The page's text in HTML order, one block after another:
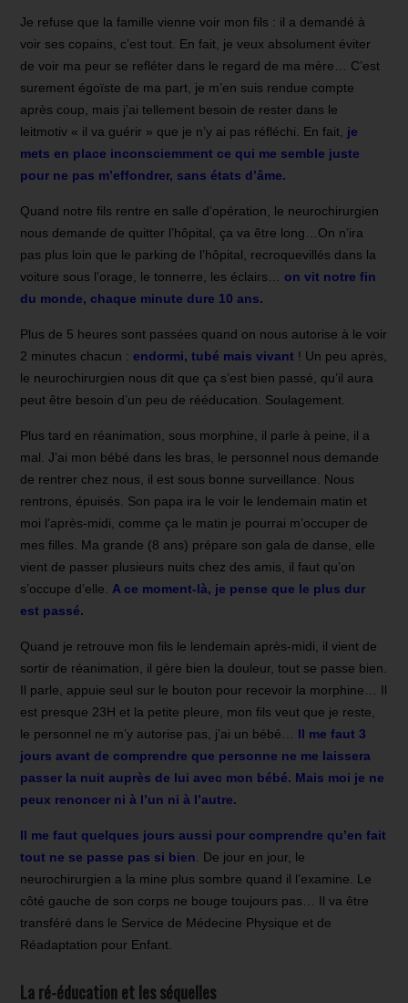
Je refuse que la famille vienne voir mon fils : il a demandé à
voir ses copains, c’est tout. En fait, je veux absolument éviter
de voir ma peur se refléter dans le regard de ma mère… C’est
surement égoïste de ma part, je m’en suis rendue compte
après coup, mais j’ai tellement besoin de rester dans le
leitmotiv « il va guérir » que je n’y ai pas réfléchi. En fait, je
mets en place inconsciemment ce qui me semble juste
pour ne pas m’effondrer, sans états d’âme.
Quand notre fils rentre en salle d’opération, le neurochirurgien
nous demande de quitter l’hôpital, ça va être long…On n’ira
pas plus loin que le parking de l’hôpital, recroquevillés dans la
voiture sous l’orage, le tonnerre, les éclairs… on vit notre fin
du monde, chaque minute dure 10 ans.
Plus de 5 heures sont passées quand on nous autorise à le voir
2 minutes chacun : endormi, tubé mais vivant ! Un peu après,
le neurochirurgien nous dit que ça s’est bien passé, qu’il aura
peut être besoin d’un peu de rééducation. Soulagement.
Plus tard en réanimation, sous morphine, il parle à peine, il a
mal. J’ai mon bébé dans les bras, le personnel nous demande
de rentrer chez nous, il est sous bonne surveillance. Nous
rentrons, épuisés. Son papa ira le voir le lendemain matin et
moi l’après-midi, comme ça le matin je pourrai m’occuper de
mes filles. Ma grande (8 ans) prépare son gala de danse, elle
vient de passer plusieurs nuits chez des amis, il faut qu’on
s’occupe d’elle. A ce moment-là, je pense que le plus dur
est passé.
Quand je retrouve mon fils le lendemain après-midi, il vient de
sortir de réanimation, il gère bien la douleur, tout se passe bien.
Il parle, appuie seul sur le bouton pour recevoir la morphine… Il
est presque 23H et la petite pleure, mon fils veut que je reste,
le personnel ne m’y autorise pas, j’ai un bébé… Il me faut 3
jours avant de comprendre que personne ne me laissera
passer la nuit auprès de lui avec mon bébé. Mais moi je ne
peux renoncer ni à l’un ni à l’autre.
Il me faut quelques jours aussi pour comprendre qu’en fait
tout ne se passe pas si bien . De jour en jour, le
neurochirurgien a la mine plus sombre quand il l’examine. Le
côté gauche de son corps ne bouge toujours pas… Il va être
transféré dans le Service de Médecine Physique et de
Réadaptation pour Enfant.
La ré-éducation et les séquelles